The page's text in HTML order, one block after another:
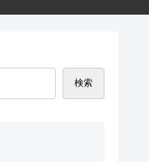
検索